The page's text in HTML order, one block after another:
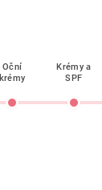
Oční
krémy
Krémy a
SPF